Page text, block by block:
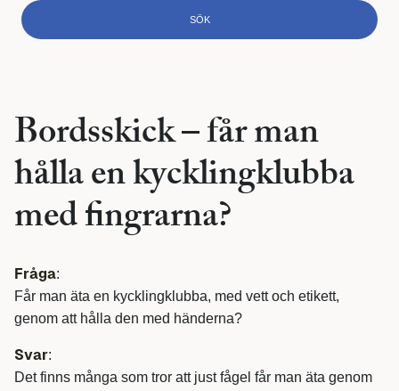
Bordsskick – får man
hålla en kycklingklubba
med fingrarna?
Fråga:
Får man äta en kycklingklubba, med vett och etikett,
genom att hålla den med händerna?
Svar:
Det finns många som tror att just fågel får man äta genom